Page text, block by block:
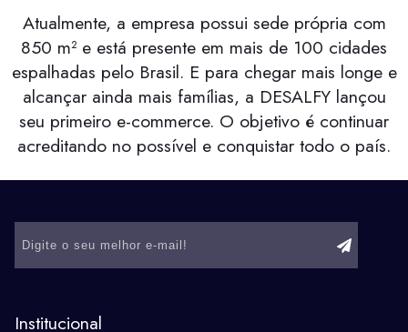
Atualmente, a empresa possui sede própria com
850 m² e está presente em mais de 100 cidades
espalhadas pelo Brasil. E para chegar mais longe e
alcançar ainda mais famílias, a DESALFY lançou
seu primeiro e-commerce. O objetivo é continuar
acreditando no possível e conquistar todo o país.
Institucional